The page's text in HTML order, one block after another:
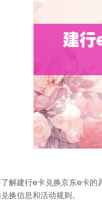
解建行e卡兑换京东e卡
换信息和活动规则。